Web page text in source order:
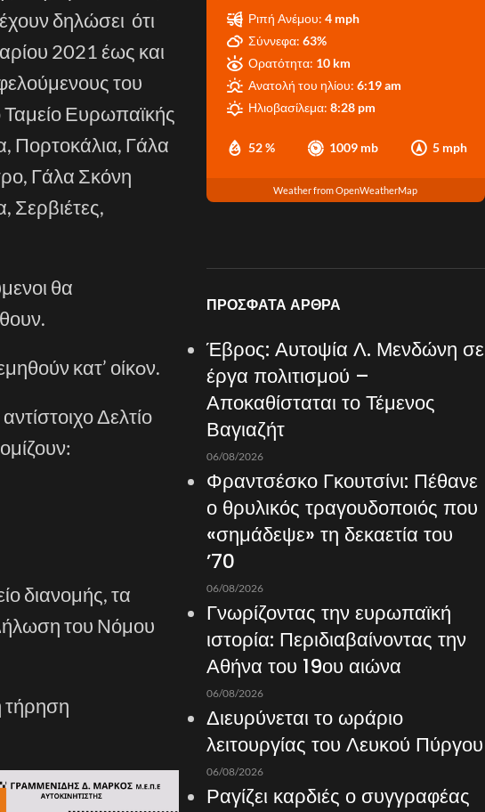
δηλώσει ότι
2021 έως και
του
Ταμείο Ευρωπαϊκής
Πορτοκάλια, Γάλα
Γάλα Σκόνη
, Σερβιέτες,
θα
κατ’ οίκoν.
Δελτίο
διανομής, τα
του Νόμου
τήρηση
52 % 1009 mb 5 mph
Ριπή Ανέμου: 4 mph
Σύννεφα: 63%
Ορατότητα: 10 km
Ανατολή του ηλίου: 6:19 am
Ηλιοβασίλεμα: 8:28 pm
Weather from OpenWeatherMap
ΠΡΌΣΦΑΤΑ ΆΡΘΡΑ
Έβρος: Αυτοψία Λ. Μενδώνη σε
έργα πολιτισμού –
Αποκαθίσταται το Τέμενος
Βαγιαζήτ
06/08/2026
Φραντσέσκο Γκουτσίνι: Πέθανε
ο θρυλικός τραγουδοποιός που
«σημάδεψε» τη δεκαετία του
’70
06/08/2026
Γνωρίζοντας την ευρωπαϊκή
ιστορία: Περιδιαβαίνοντας την
Αθήνα του 19ου αιώνα
06/08/2026
Διευρύνεται το ωράριο
λειτουργίας του Λευκού Πύργου
06/08/2026
Ραγίζει καρδιές ο συγγραφέας